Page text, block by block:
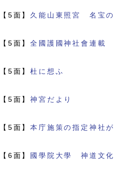
【5面】 久能山東照宮 名宝
【5面】全國護國神社會連載
【5面】杜に想ふ
【5面】神宮だより
【5面】本庁施策の指定神社
【6面】 國學院大學 神道文